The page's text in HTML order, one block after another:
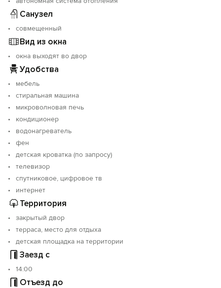
Санузел
совмещенный
Вид из окна
окна выходят во двор
Удобства
мебель
стиральная машина
микроволновая печь
кондиционер
водонагреватель
фен
детская кроватка (по запросу)
телевизор
спутниковое, цифровое тв
интернет
Территория
закрытый двор
терраса, место для отдыха
детская площадка на территории
Заезд с
14:00
Отъезд до